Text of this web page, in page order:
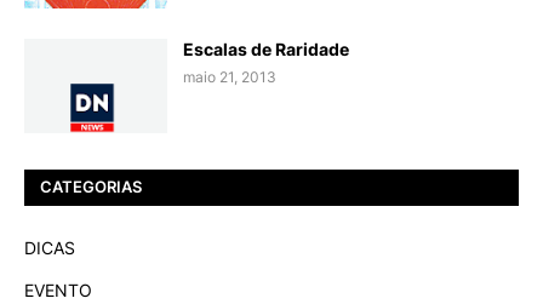
Escalas de Raridade
maio 21, 2013
CATEGORIAS
DICAS
EVENTO